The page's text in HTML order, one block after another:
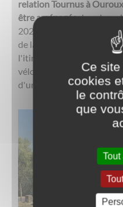
relation Tournus à
être aménagéedans le
2020 des Voies cyclables
de la dernière section à
l'itinéraire nationale V50
vélo" (700 km entre Lyon
d'une mise en tourisme
Ce
cookies
le
que
Tout